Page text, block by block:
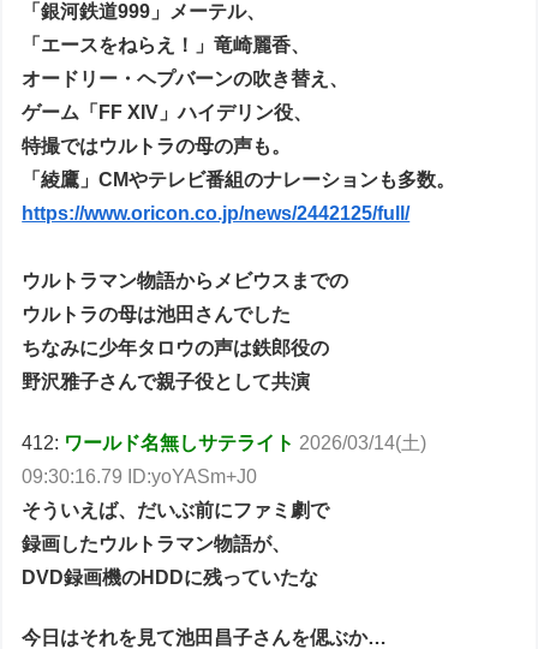
「銀河鉄道999」メーテル、
「エースをねらえ！」竜崎麗香、
オードリー・ヘプバーンの吹き替え、
ゲーム「FF XIV」ハイデリン役、
特撮ではウルトラの母の声も。
「綾鷹」CMやテレビ番組のナレーションも多数。
https://www.oricon.co.jp/news/2442125/full/
ウルトラマン物語からメビウスまでの
ウルトラの母は池田さんでした
ちなみに少年タロウの声は鉄郎役の
野沢雅子さんで親子役として共演
412: ワールド名無しサテライト 2026/03/14(土)
09:30:16.79 ID:yoYASm+J0
そういえば、だいぶ前にファミ劇で
録画したウルトラマン物語が、
DVD録画機のHDDに残っていたな
今日はそれを見て池田昌子さんを偲ぶか…